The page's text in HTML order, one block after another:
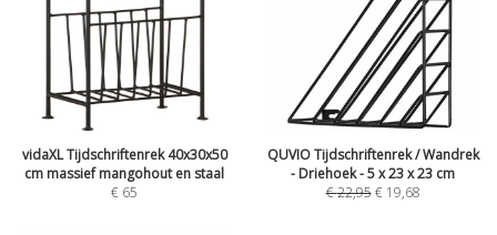
vidaXL Tijdschriftenrek 40x30x50
cm massief mangohout en staal
€ 65
QUVIO Tijdschriftenrek / Wandrek
- Driehoek - 5 x 23 x 23 cm
€22,95 € 19,68